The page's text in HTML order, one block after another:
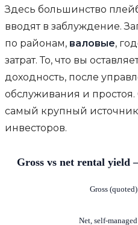
Здесь большинство
вводят в заблуждение.
по районам, валовые,
затрат. То, что вы
доходность, после
обслуживания и
самый крупный
инвесторов.